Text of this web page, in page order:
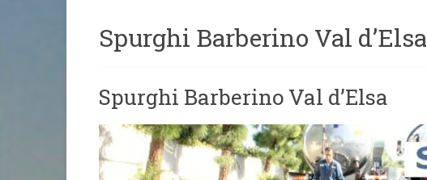
Spurghi Barberino Val d’Elsa
Spurghi Barberino Val d’Elsa